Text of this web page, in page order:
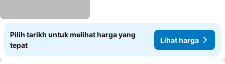
Pilih tarikh untuk melihat harga yang
tepat
Lihat harga